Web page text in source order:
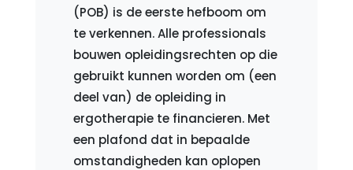
(POB) is de eerste hefboom om
te verkennen. Alle professionals
bouwen opleidingsrechten op die
gebruikt kunnen worden om (een
deel van) de opleiding in
ergotherapie te financieren. Met
een plafond dat in bepaalde
omstandigheden kan oplopen